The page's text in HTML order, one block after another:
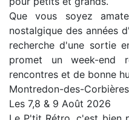
Que vous soyez
nostalgique des années
recherche d'une sortie
promet un week-end
rencontres et de bonne
Montredon-des-
Les 7,8 & 9 Août 2026